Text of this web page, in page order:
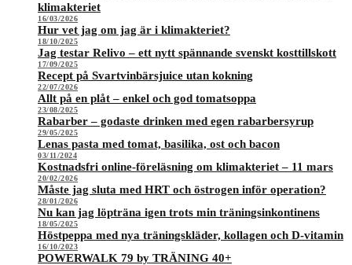
klimakteriet
16/03/2026
Hur vet jag om jag är i klimakteriet?
18/10/2025
Jag testar Relivo – ett nytt spännande svenskt kosttillskott
17/09/2025
Recept på Svartvinbärsjuice utan kokning
22/07/2026
Allt på en plåt – enkel och god tomatsoppa
23/08/2025
Rabarber – godaste drinken med egen rabarbersyrup
29/05/2025
Lenas pasta med tomat, basilika, ost och bacon
03/11/2024
Kostnadsfri online-föreläsning om klimakteriet – 11 mars
20/02/2026
Måste jag sluta med HRT och östrogen inför operation?
28/01/2026
Nu kan jag löpträna igen trots min träningsinkontinens
18/05/2025
Höstpeppa med nya träningskläder, kollagen och D-vitamin
16/10/2023
POWERWALK 79 by TRÄNING 40+